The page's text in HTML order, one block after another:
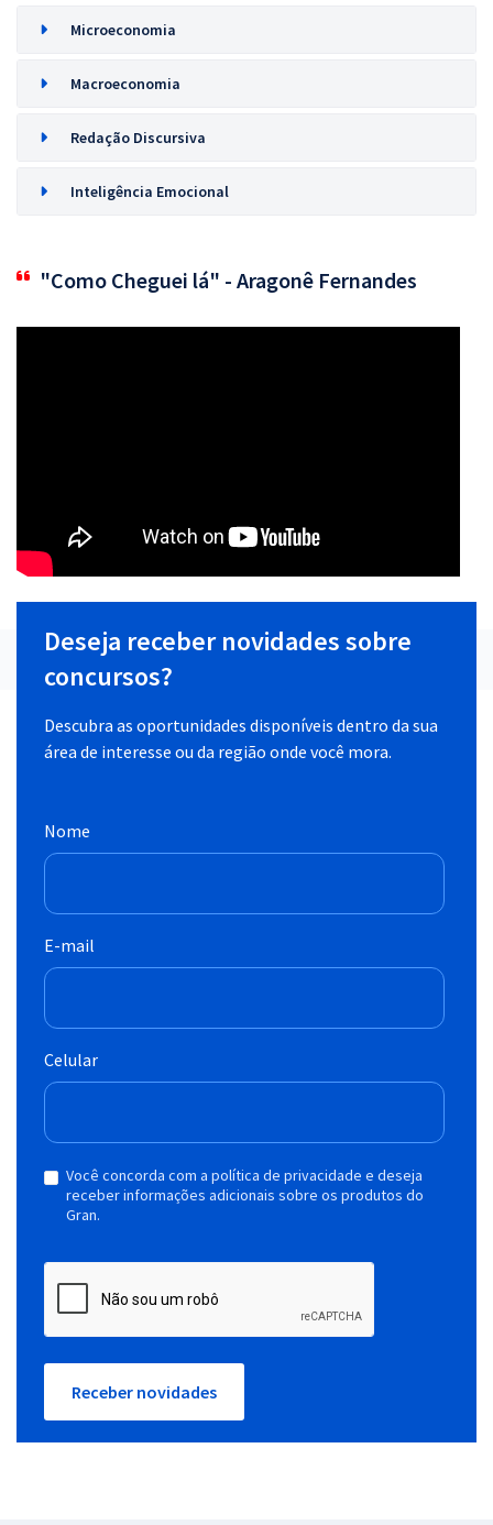
Microeconomia
Macroeconomia
Redação Discursiva
Inteligência Emocional
"Como Cheguei lá" - Aragonê Fernandes
Deseja receber novidades sobre
concursos?
Descubra as oportunidades disponíveis dentro da sua
área de interesse ou da região onde você mora.
Nome
E-mail
Celular
Você concorda com a política de privacidade e deseja
receber informações adicionais sobre os produtos do
Gran.
Receber novidades